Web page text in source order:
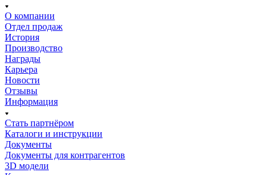
О компании
Отдел продаж
История
Производство
Награды
Карьера
Новости
Отзывы
Информация
Стать партнёром
Каталоги и инструкции
Документы
Документы для контрагентов
3D модели